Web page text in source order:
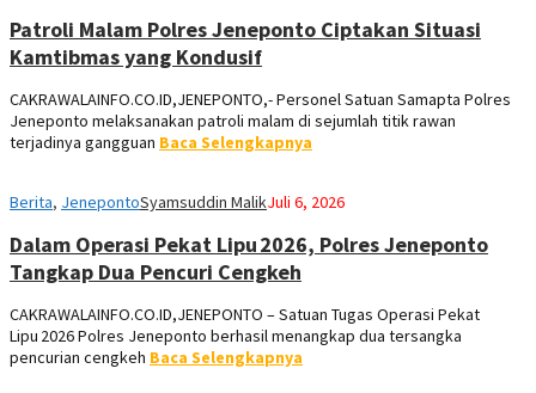
Patroli Malam Polres Jeneponto Ciptakan Situasi
Kamtibmas yang Kondusif
CAKRAWALAINFO.CO.ID,JENEPONTO,- Personel Satuan Samapta Polres
Jeneponto melaksanakan patroli malam di sejumlah titik rawan
terjadinya gangguan Baca Selengkapnya
Berita, JenepontoSyamsuddin MalikJuli 6, 2026
Dalam Operasi Pekat Lipu 2026, Polres Jeneponto
Tangkap Dua Pencuri Cengkeh
CAKRAWALAINFO.CO.ID,JENEPONTO – Satuan Tugas Operasi Pekat
Lipu 2026 Polres Jeneponto berhasil menangkap dua tersangka
pencurian cengkeh Baca Selengkapnya